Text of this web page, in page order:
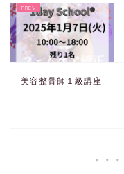
美容整骨師１級講座